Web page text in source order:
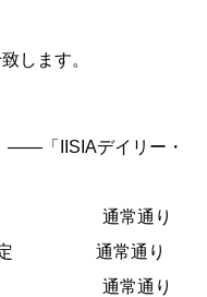
します。
「IISIAデイリー・
通常通り
予定 通常通り
通常通り